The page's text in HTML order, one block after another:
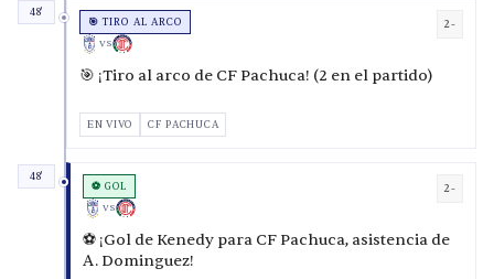
48'
🎯 TIRO AL ARCO
VS
2-
🎯 ¡Tiro al arco de CF Pachuca! (2 en el partido)
EN VIVO CF PACHUCA
48'
⚽ GOL
VS
2-
⚽ ¡Gol de Kenedy para CF Pachuca, asistencia de
A. Dominguez!